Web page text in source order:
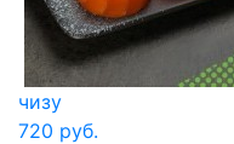
чизу
720 руб.